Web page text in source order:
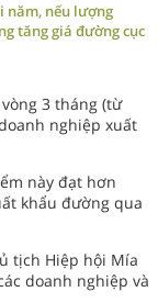
năm, nếu lượng
tăng giá đường cục
3 tháng (từ
nghiệp xuất
này đạt hơn
khẩu đường qua
tịch Hiệp hội Mía
doanh nghiệp và